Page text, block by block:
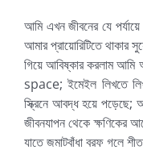
আমি এখন জীবনের যে
আমার প্রায়োরিটিতে থাকার
গিয়ে আবিষ্কার করলাম
space; ইমেইল লিখতে
স্ক্রিনে আবদ্ধ হয়ে পড়েছে;
জীবনযাপন থেকে ক্ষণিকের
যাতে জমাটবাঁধা বরফ গলে